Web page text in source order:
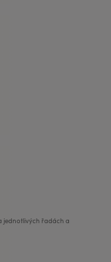
jednotlivých řadách a